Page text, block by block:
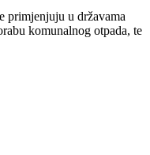
primjenjuju u državama
komunalnog otpada, te